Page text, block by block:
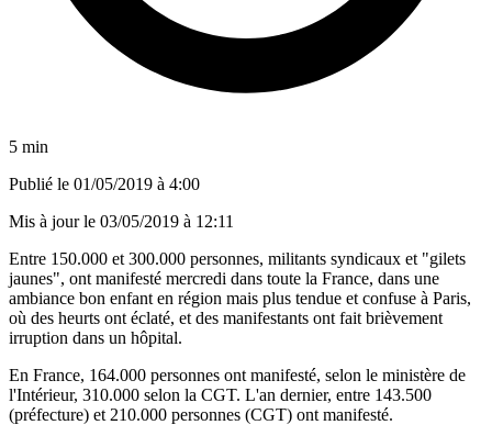
5 min
Publié le 01/05/2019 à 4:00
Mis à jour le 03/05/2019 à 12:11
Entre 150.000 et 300.000 personnes, militants syndicaux et "gilets
jaunes", ont manifesté mercredi dans toute la France, dans une
ambiance bon enfant en région mais plus tendue et confuse à Paris,
où des heurts ont éclaté, et des manifestants ont fait brièvement
irruption dans un hôpital.
En France, 164.000 personnes ont manifesté, selon le ministère de
l'Intérieur, 310.000 selon la CGT. L'an dernier, entre 143.500
(préfecture) et 210.000 personnes (CGT) ont manifesté.